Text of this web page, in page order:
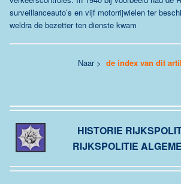
surveillanceauto’s en vijf motorrijwielen ter
weldra de bezetter ten dienste kwam
Naar > de index van dit
HISTORIE
RIJKSPOLITIE